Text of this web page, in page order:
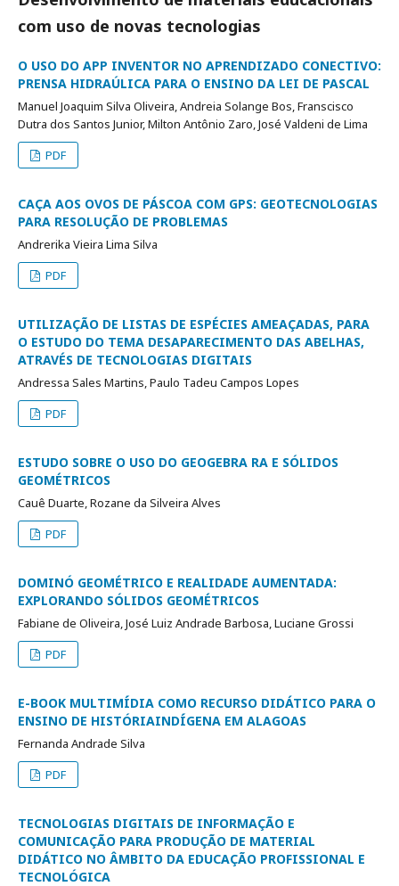
com uso de novas tecnologias
O USO DO APP INVENTOR NO APRENDIZADO CONECTIVO:
PRENSA HIDRAÚLICA PARA O ENSINO DA LEI DE PASCAL
Manuel Joaquim Silva Oliveira, Andreia Solange Bos, Franscisco
Dutra dos Santos Junior, Milton Antônio Zaro, José Valdeni de Lima
PDF
CAÇA AOS OVOS DE PÁSCOA COM GPS: GEOTECNOLOGIAS
PARA RESOLUÇÃO DE PROBLEMAS
Andrerika Vieira Lima Silva
PDF
UTILIZAÇÃO DE LISTAS DE ESPÉCIES AMEAÇADAS, PARA
O ESTUDO DO TEMA DESAPARECIMENTO DAS ABELHAS,
ATRAVÉS DE TECNOLOGIAS DIGITAIS
Andressa Sales Martins, Paulo Tadeu Campos Lopes
PDF
ESTUDO SOBRE O USO DO GEOGEBRA RA E SÓLIDOS
GEOMÉTRICOS
Cauê Duarte, Rozane da Silveira Alves
PDF
DOMINÓ GEOMÉTRICO E REALIDADE AUMENTADA:
EXPLORANDO SÓLIDOS GEOMÉTRICOS
Fabiane de Oliveira, José Luiz Andrade Barbosa, Luciane Grossi
PDF
E-BOOK MULTIMÍDIA COMO RECURSO DIDÁTICO PARA O
ENSINO DE HISTÓRIAINDÍGENA EM ALAGOAS
Fernanda Andrade Silva
PDF
TECNOLOGIAS DIGITAIS DE INFORMAÇÃO E
COMUNICAÇÃO PARA PRODUÇÃO DE MATERIAL
DIDÁTICO NO ÂMBITO DA EDUCAÇÃO PROFISSIONAL E
TECNOLÓGICA